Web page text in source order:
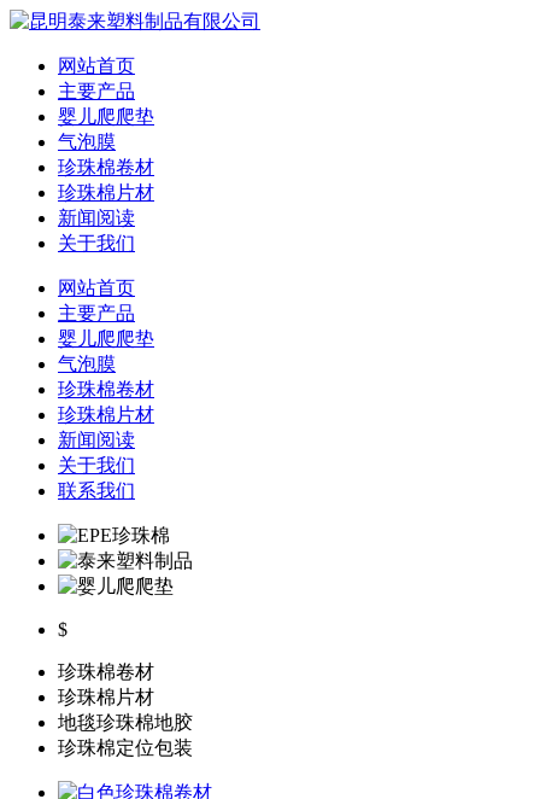
网站首页
主要产品
婴儿爬爬垫
气泡膜
珍珠棉卷材
珍珠棉片材
新闻阅读
关于我们
网站首页
主要产品
婴儿爬爬垫
气泡膜
珍珠棉卷材
珍珠棉片材
新闻阅读
关于我们
联系我们
$
珍珠棉卷材
珍珠棉片材
地毯珍珠棉地胶
珍珠棉定位包装